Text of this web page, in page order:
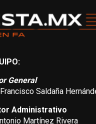
General
Saldaña
Administrativo
Martínez Rivera